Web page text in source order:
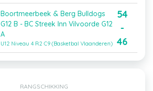
Boortmeerbeek & Berg Bulldogs
G12 B - BC Streek Inn Vilvoorde G12
A
U12 Niveau 4 R2 C9 (Basketbal Vlaanderen)
54
-
46
RANGSCHIKKING